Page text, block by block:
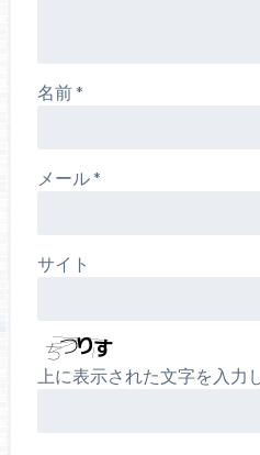
名前*
メール*
サイト
上に表示された文字を入力